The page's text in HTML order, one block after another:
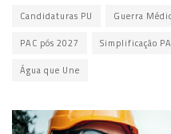
Candidaturas PU Guerra
PAC pós 2027 Simplificação
Água que Une